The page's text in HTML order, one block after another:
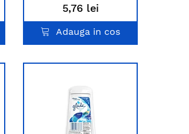
5,76 lei
Adauga in cos